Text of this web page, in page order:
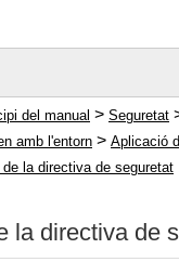
del manual > Seguretat
amb l'entorn > Aplicació
la directiva de seguretat
la directiva de